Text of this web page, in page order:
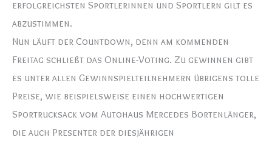
erfolgreichsten Sportlerinnen und Sportlern gilt es
abzustimmen.
Nun läuft der Countdown, denn am kommenden
Freitag schließt das Online-Voting. Zu gewinnen gibt
es unter allen Gewinnspielteilnehmern übrigens tolle
Preise, wie beispielsweise einen hochwertigen
Sportrucksack vom Autohaus Mercedes Bortenlänger,
die auch Presenter der diesjährigen